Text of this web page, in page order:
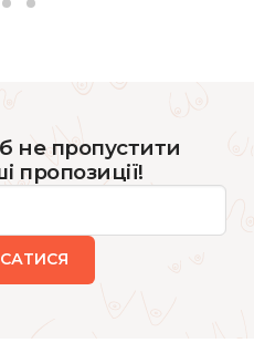
не пропустити
пропозиції!